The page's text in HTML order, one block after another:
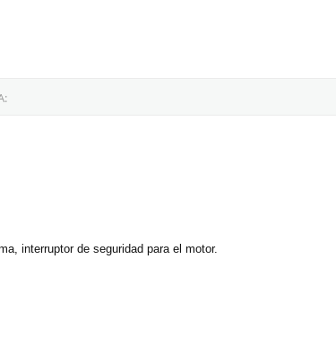
interruptor de seguridad para el motor.